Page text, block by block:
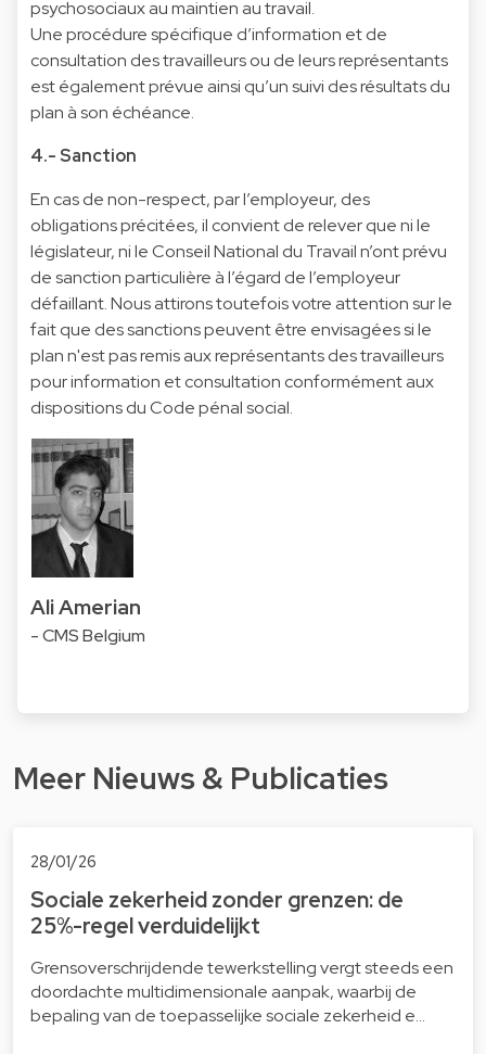
psychosociaux au maintien au travail.
Une procédure spécifique d’information et de
consultation des travailleurs ou de leurs représentants
est également prévue ainsi qu’un suivi des résultats du
plan à son échéance.
4.- Sanction
En cas de non-respect, par l’employeur, des
obligations précitées, il convient de relever que ni le
législateur, ni le Conseil National du Travail n’ont prévu
de sanction particulière à l’égard de l’employeur
défaillant. Nous attirons toutefois votre attention sur le
fait que des sanctions peuvent être envisagées si le
plan n'est pas remis aux représentants des travailleurs
pour information et consultation conformément aux
dispositions du Code pénal social.
Ali Amerian
- CMS Belgium
Meer Nieuws & Publicaties
28/01/26
Sociale zekerheid zonder grenzen: de
25%-regel verduidelijkt
Grensoverschrijdende tewerkstelling vergt steeds een
doordachte multidimensionale aanpak, waarbij de
bepaling van de toepasselijke sociale zekerheid e…